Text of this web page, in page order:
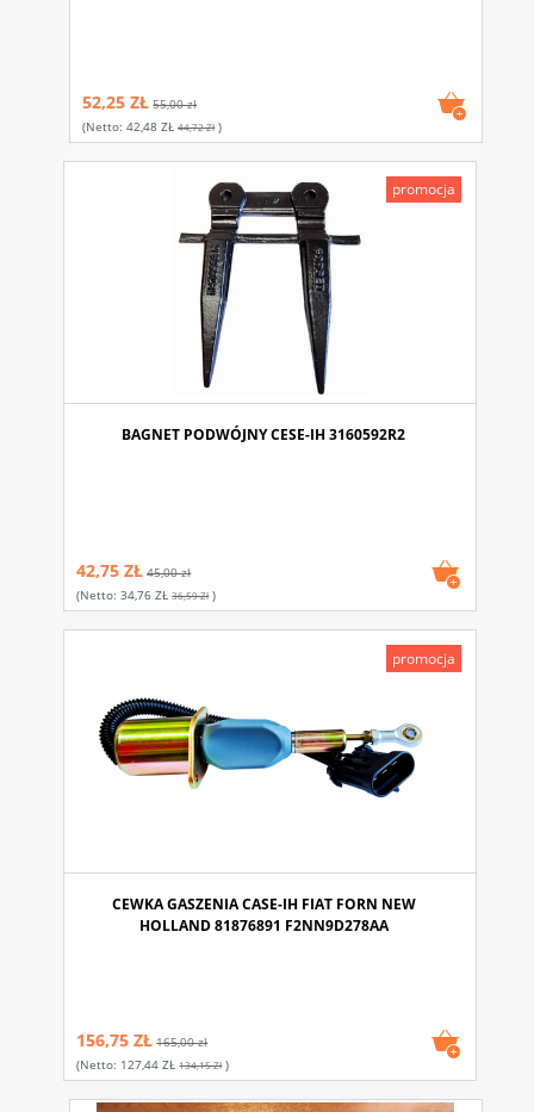
52,25 ZŁ 55,00 zł
(netto:42,48 ZŁ 44,72 Zł)
BAGNET PODWÓJNY CESE-IH 3160592R2
42,75 ZŁ 45,00 zł
(netto:34,76 ZŁ 36,59 Zł)
promocja
CEWKA GASZENIA CASE-IH FIAT FORN NEW
HOLLAND 81876891 F2NN9D278AA
156,75 ZŁ 165,00 zł
(netto: 127,44 ZŁ 134,15 Zł)
promocja